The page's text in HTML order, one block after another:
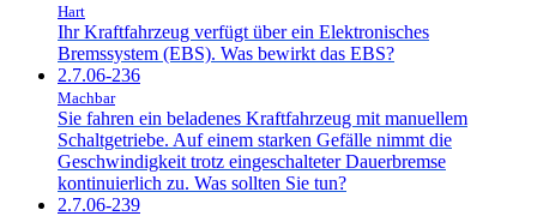
Hart
Ihr Kraftfahrzeug verfügt über ein Elektronisches
Bremssystem (EBS). Was bewirkt das EBS?
2.7.06-236
Machbar
Sie fahren ein beladenes Kraftfahrzeug mit manuellem
Schaltgetriebe. Auf einem starken Gefälle nimmt die
Geschwindigkeit trotz eingeschalteter Dauerbremse
kontinuierlich zu. Was sollten Sie tun?
2.7.06-239